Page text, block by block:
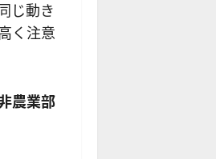
じ動き
く注意
農業部